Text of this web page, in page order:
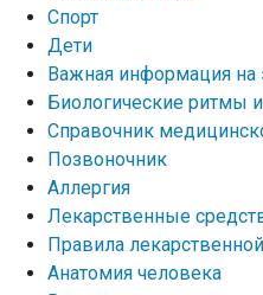
Спорт
Дети
Важная информация на
Биологические ритмы
Справочник
Позвоночник
Аллергия
Лекарственные
Правила
Aнатомия человека